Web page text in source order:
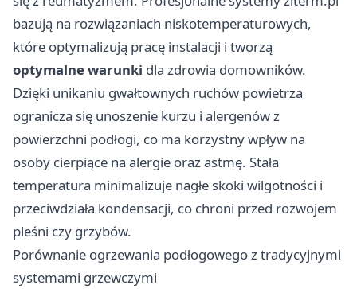
bazują na rozwiązaniach niskotemperaturowych,
które optymalizują pracę instalacji i tworzą
optymalne warunki dla zdrowia domowników.
Dzięki unikaniu gwałtownych ruchów powietrza
ogranicza się unoszenie kurzu i alergenów z
powierzchni podłogi, co ma korzystny wpływ na
osoby cierpiące na alergie oraz astmę. Stała
temperatura minimalizuje nagłe skoki wilgotności i
przeciwdziała kondensacji, co chroni przed rozwojem
pleśni czy grzybów.
Porównanie ogrzewania podłogowego z tradycyjnymi
systemami grzewczymi